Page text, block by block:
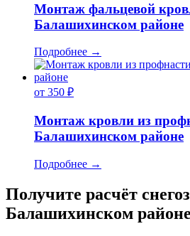
Монтаж фальцевой
Балашихинском районе
Подробнее →
от 350 ₽
Монтаж кровли из
Балашихинском районе
Подробнее →
Получите расчёт
Балашихинском